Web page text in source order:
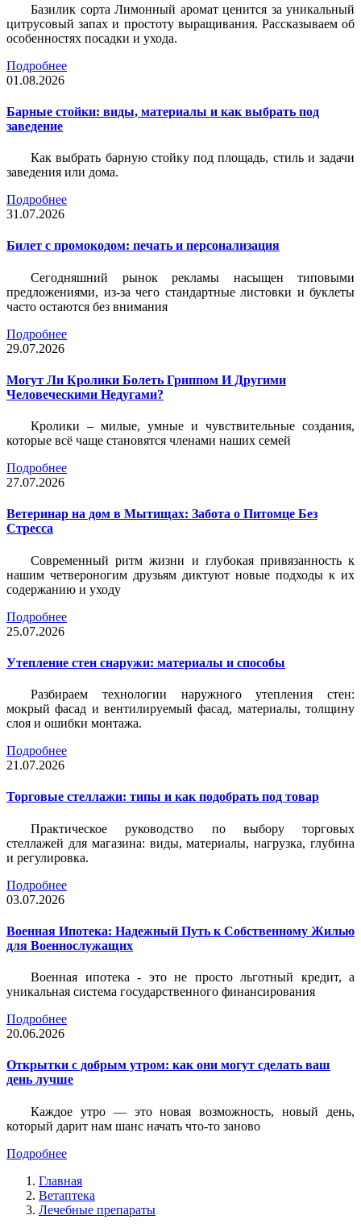
Базилик сорта Лимонный аромат ценится за уникальный
цитрусовый запах и простоту выращивания. Рассказываем об
особенностях посадки и ухода.
Подробнее
01.08.2026
Барные стойки: виды, материалы и как выбрать под
заведение
Как выбрать барную стойку под площадь, стиль и задачи
заведения или дома.
Подробнее
31.07.2026
Билет c промокодом: печать и персонализация
Сегодняшний рынок рекламы насыщен типовыми
предложениями, из-за чего стандартные листовки и буклеты
часто остаются без внимания
Подробнее
29.07.2026
Могут Ли Кролики Болеть Гриппом И Другими
Человеческими Недугами?
Кролики – милые, умные и чувствительные создания,
которые всё чаще становятся членами наших семей
Подробнее
27.07.2026
Ветеринар на дом в Мытищах: Забота о Питомце Без
Стресса
Современный ритм жизни и глубокая привязанность к
нашим четвероногим друзьям диктуют новые подходы к их
содержанию и уходу
Подробнее
25.07.2026
Утепление стен снаружи: материалы и способы
Разбираем технологии наружного утепления стен:
мокрый фасад и вентилируемый фасад, материалы, толщину
слоя и ошибки монтажа.
Подробнее
21.07.2026
Торговые стеллажи: типы и как подобрать под товар
Практическое руководство по выбору торговых
стеллажей для магазина: виды, материалы, нагрузка, глубина
и регулировка.
Подробнее
03.07.2026
Военная Ипотека: Надежный Путь к Собственному Жилью
для Военнослужащих
Военная ипотека - это не просто льготный кредит, а
уникальная система государственного финансирования
Подробнее
20.06.2026
Открытки с добрым утром: как они могут сделать ваш
день лучше
Каждое утро — это новая возможность, новый день,
который дарит нам шанс начать что-то заново
Подробнее
Главная
Ветаптека
Лечебные препараты